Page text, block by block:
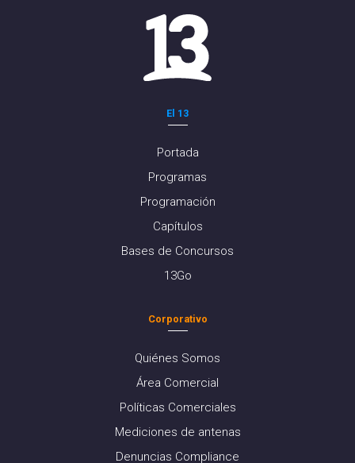
El 13
Portada
Programas
Programación
Capítulos
Bases de Concursos
13Go
Corporativo
Quiénes Somos
Área Comercial
Políticas Comerciales
Mediciones de antenas
Denuncias Compliance